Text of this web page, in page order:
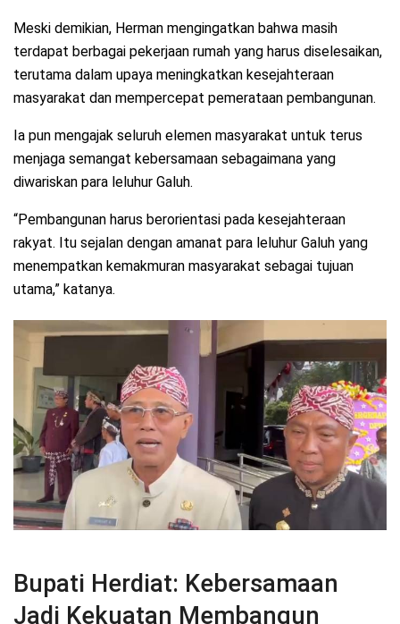
Meski demikian, Herman mengingatkan bahwa masih
terdapat berbagai pekerjaan rumah yang harus diselesaikan,
terutama dalam upaya meningkatkan kesejahteraan
masyarakat dan mempercepat pemerataan pembangunan.
Ia pun mengajak seluruh elemen masyarakat untuk terus
menjaga semangat kebersamaan sebagaimana yang
diwariskan para leluhur Galuh.
“Pembangunan harus berorientasi pada kesejahteraan
rakyat. Itu sejalan dengan amanat para leluhur Galuh yang
menempatkan kemakmuran masyarakat sebagai tujuan
utama,” katanya.
Bupati Herdiat: Kebersamaan
Jadi Kekuatan Membangun